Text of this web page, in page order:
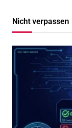
Nicht verpassen